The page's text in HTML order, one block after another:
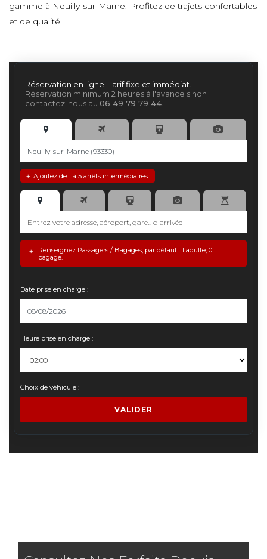
gamme à Neuilly-sur-Marne. Profitez de trajets confortables
et de qualité.
Réservation en ligne. Tarif fixe et immédiat.
Réservation minimum 2 heures à l'avance sinon
contactez-nous au 06 49 79 79 44
Ajoutez de 1 à 5 arrêts intermédiaires.
+
Renseignez Passagers / Bagages, par défaut : 1 adulte, 0
bagage.
+
Date prise en charge :
Heure prise en charge :
Choix de véhicule :
VALIDER